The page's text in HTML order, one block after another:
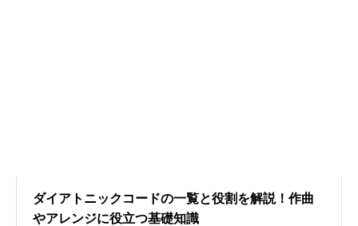
ダイアトニックコードの一覧と役割を解説！作曲
やアレンジに役立つ基礎知識